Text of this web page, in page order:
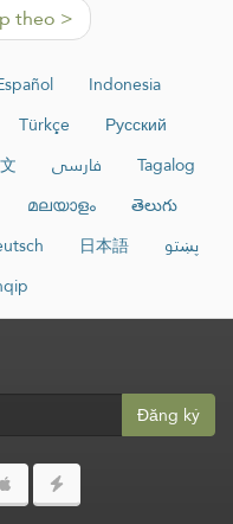
theo >
Indonesia
Türkçe
Русский
فارسی
Tagalog
മലയാളം
తెలుగు
日本語
پښتو
Đăng ký